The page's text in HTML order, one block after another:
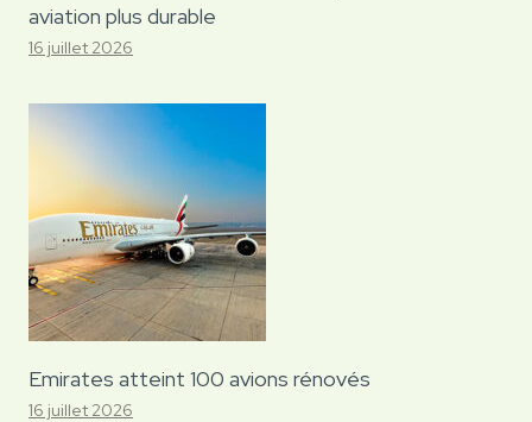
aviation plus durable
16 juillet 2026
Emirates atteint 100 avions rénovés
16 juillet 2026